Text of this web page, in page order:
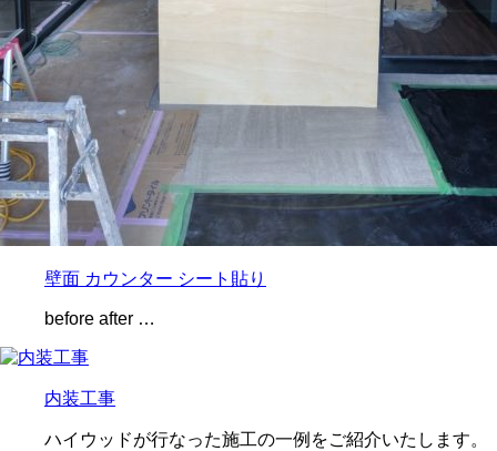
壁面 カウンター シート貼り
before after …
内装工事
ハイウッドが行なった施工の一例をご紹介いたします。